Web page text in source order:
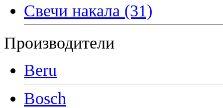
Свечи накала (31)
Производители
Beru
Bosch